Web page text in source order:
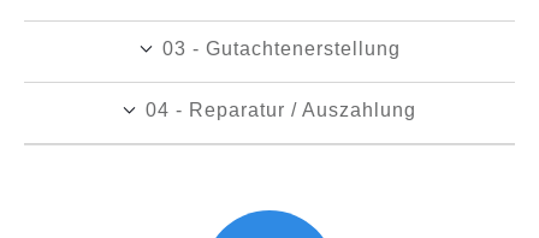
03 - Gutachtenerstellung
04 - Reparatur / Auszahlung